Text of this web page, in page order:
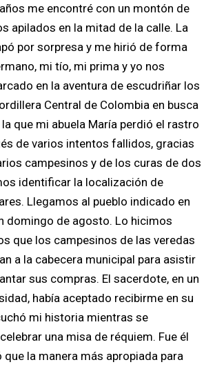
apilados en la mitad de la calle. La
por sorpresa y me hirió de forma
mi tío, mi prima y yo nos
en la aventura de escudriñar los
Central de Colombia en busca
que mi abuela María perdió el rastro
de varios intentos fallidos, gracias
campesinos y de los curas de dos
identificar la localización de
Llegamos al pueblo indicado en
domingo de agosto. Lo hicimos
que los campesinos de las veredas
a la cabecera municipal para asistir
sus compras. El sacerdote, en un
había aceptado recibirme en su
mi historia mientras se
una misa de réquiem. Fue él
que la manera más apropiada para